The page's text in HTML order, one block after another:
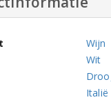
Wijn
Wit
Italië